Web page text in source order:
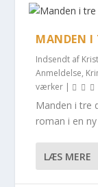
MANDEN I
Indsendt af
Anmeldelse,
værker |
Manden i tre
roman i en
LÆS MERE